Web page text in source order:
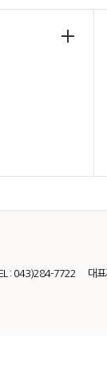
: 043)284-7722 대